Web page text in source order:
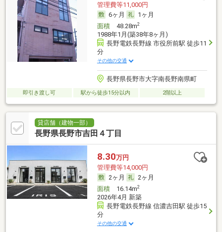
管理費等11,000円
6ヶ月
1ヶ月
面積48.28m2
1988年1月(築38年8ヶ月)
長野電鉄長野線 市役所前駅 徒歩11
分
その他の交通
長野県長野市大字南長野南県町
即引き渡し可 駅から徒歩15分以内 2階以上
貸店舗（建物一部）
長野県長野市吉田４丁目
8.30万円
管理費等14,000円
2ヶ月
2ヶ月
面積16.14m2
2026年4月 新築
長野電鉄長野線 信濃吉田駅 徒歩15
分
その他の交通